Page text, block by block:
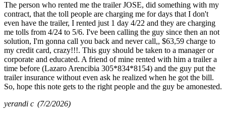
The person who rented me the trailer JOSE, did something with my
contract, that the toll people are charging me for days that I don't
even have the trailer, I rented just 1 day 4/22 and they are charging
me tolls from 4/24 to 5/6. I've been calling the guy since then an not
solution, I'm gonna call you back and never call,, $63,59 charge to
my credit card, crazy!!!. This guy should be taken to a manager or
corporate and educated. A friend of mine rented with him a trailer a
time before (Lazaro Arencibia 305*834*8154) and the guy put the
trailer insurance without even ask he realized when he got the bill.
So, hope this note gets to the right people and the guy be amonested.
yerandi c (7/2/2026)